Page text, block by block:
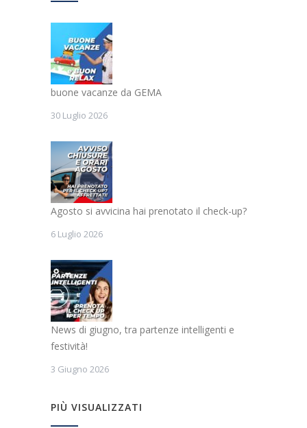
buone vacanze da GEMA
30 Luglio 2026
Agosto si avvicina hai prenotato il check-up?
6 Luglio 2026
News di giugno, tra partenze intelligenti e
festività!
3 Giugno 2026
PIÙ VISUALIZZATI